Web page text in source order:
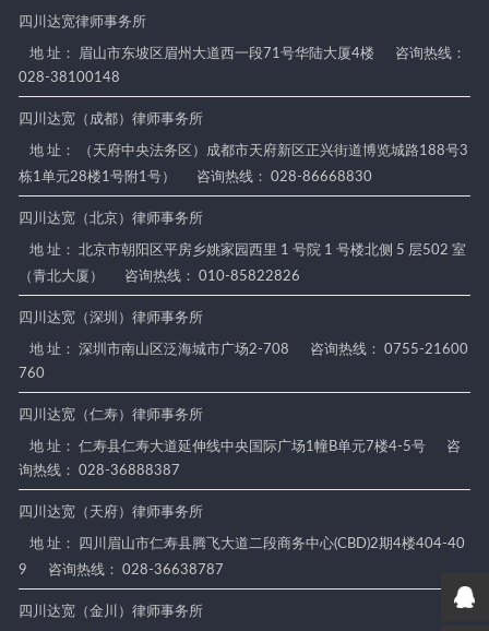
四川达宽律师事务所
地 址： 眉山市东坡区眉州大道西一段71号华陆大厦4楼
咨询热线：
028-38100148
四川达宽（成都）律师事务所
地 址： （天府中央法务区）成都市天府新区正兴街道博览城路188号3
栋1单元28楼1号附1号）
咨询热线： 028-86668830
四川达宽（北京）律师事务所
地 址： 北京市朝阳区平房乡姚家园西里 1 号院 1 号楼北侧 5 层502 室
（青北大厦）
咨询热线： 010-85822826
四川达宽（深圳）律师事务所
地 址： 深圳市南山区泛海城市广场2-708
咨询热线： 0755-21600
760
四川达宽（仁寿）律师事务所
地 址： 仁寿县仁寿大道延伸线中央国际广场1幢B单元7楼4-5号
咨
询热线： 028-36888387
四川达宽（天府）律师事务所
地 址： 四川眉山市仁寿县腾飞大道二段商务中心(CBD)2期4楼404-40
9
咨询热线： 028-36638787
四川达宽（金川）律师事务所